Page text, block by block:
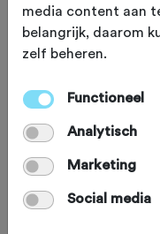
media content aan
belangrijk, daarom
zelf beheren.
Functioneel
Analytisch
Marketing
Social media